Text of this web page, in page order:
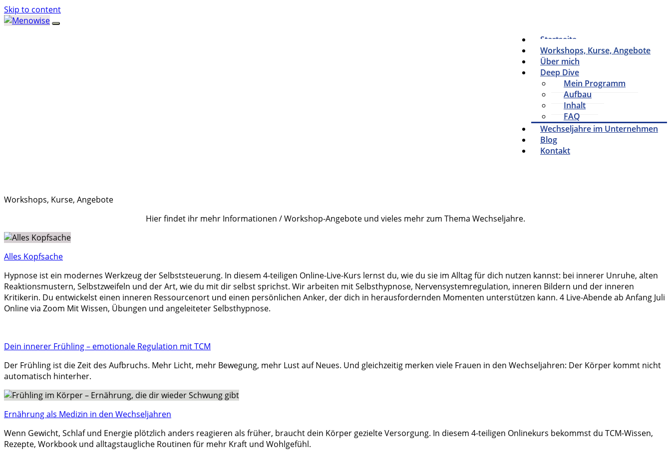
Skip to content
Startseite
Workshops, Kurse, Angebote
Über mich
Deep Dive
Mein Programm
Aufbau
Inhalt
FAQ
Wechseljahre im Unternehmen
Blog
Kontakt
Workshops, Kurse, Angebote
Hier findet ihr mehr Informationen / Workshop-Angebote und vieles mehr zum Thema Wechseljahre.
Alles Kopfsache
Hypnose ist ein modernes Werkzeug der Selbststeuerung. In diesem 4-teiligen Online-Live-Kurs lernst du, wie du sie im Alltag für dich nutzen kannst: bei innerer Unruhe, alten
Reaktionsmustern, Selbstzweifeln und der Art, wie du mit dir selbst sprichst. Wir arbeiten mit Selbsthypnose, Nervensystemregulation, inneren Bildern und der inneren
Kritikerin. Du entwickelst einen inneren Ressourcenort und einen persönlichen Anker, der dich in herausfordernden Momenten unterstützen kann. 4 Live-Abende ab Anfang Juli
Online via Zoom Mit Wissen, Übungen und angeleiteter Selbsthypnose.
Dein innerer Frühling – emotionale Regulation mit TCM
Der Frühling ist die Zeit des Aufbruchs. Mehr Licht, mehr Bewegung, mehr Lust auf Neues. Und gleichzeitig merken viele Frauen in den Wechseljahren: Der Körper kommt nicht
automatisch hinterher.
Ernährung als Medizin in den Wechseljahren
Wenn Gewicht, Schlaf und Energie plötzlich anders reagieren als früher, braucht dein Körper gezielte Versorgung. In diesem 4-teiligen Onlinekurs bekommst du TCM-Wissen,
Rezepte, Workbook und alltagstaugliche Routinen für mehr Kraft und Wohlgefühl.